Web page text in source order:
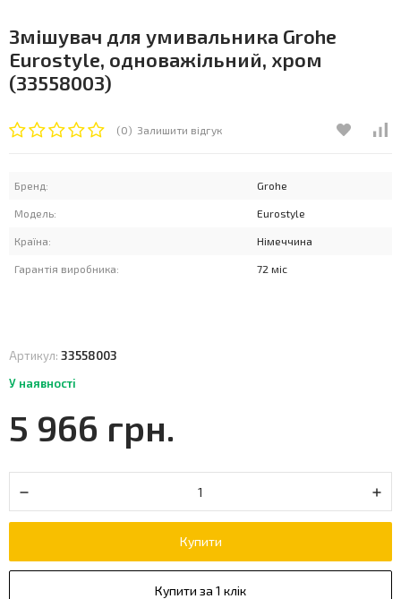
Змішувач для умивальника Grohe
Eurostyle, одноважільний, хром
(33558003)
(0) Залишити відгук
Бренд: Grohe
Модель: Eurostyle
Країна: Німеччина
Гарантія виробника: 72 міс
Артикул: 33558003
У наявності
5 966 грн.
Купити
Купити за 1 клік